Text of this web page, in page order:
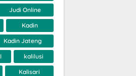
Judi Online
Kadin
Kadin Jateng
kalilusi
Kalisari